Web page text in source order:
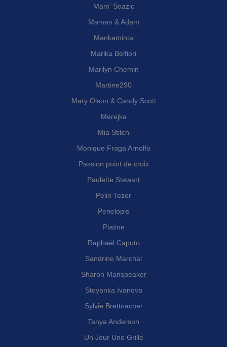
Mam' Soazic
Maman & Adam
Mankaminta
Marika Belfiori
Marilyn Chemin
Martine290
Mary Olson & Candy Scott
Merejka
Mia Stitch
Monique Fraga Arnolfo
Passion point de croix
Paulette Stewart
Pelin Tezer
Penelopis
Piatine
Raphaël Caputo
Sandrine Marchal
Sharon Manspeaker
Stoyanka Ivanova
Sylvie Brettnacher
Tanya Anderson
Un Jour Une Grille